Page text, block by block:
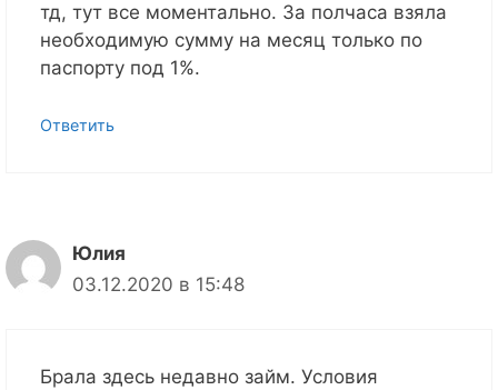
тд, тут все моментально. За полчаса взяла
необходимую сумму на месяц только по
паспорту под 1%.
Ответить
Юлия
03.12.2020 в 15:48
Брала здесь недавно займ. Условия